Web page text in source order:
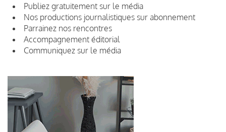
Publiez gratuitement sur le média
Nos productions journalistiques sur abonnement
Parrainez nos rencontres
Accompagnement éditorial
Communiquez sur le média